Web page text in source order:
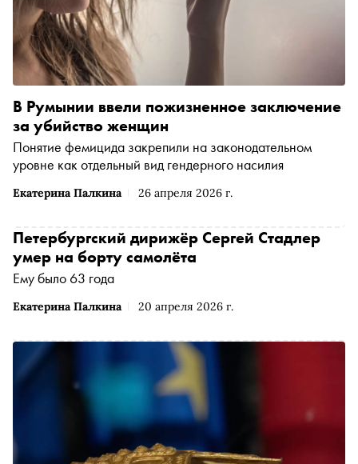
Екатерина Палкина 26 апреля 2026 г.
В Румынии ввели пожизненное заключение
за убийство женщин
Понятие фемицида закрепили на законодательном
уровне как отдельный вид гендерного насилия
Екатерина Палкина 20 апреля 2026 г.
Петербургский дирижёр Сергей Стадлер
умер на борту самолёта
Ему было 63 года